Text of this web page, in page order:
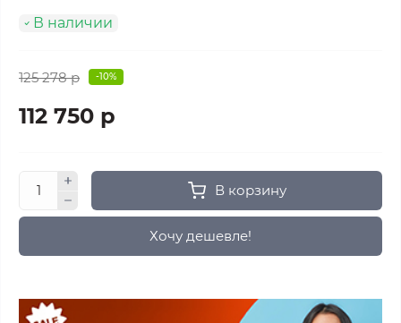
В наличии
125 278 р -10%
112 750 р
В корзину
Хочу дешевле!